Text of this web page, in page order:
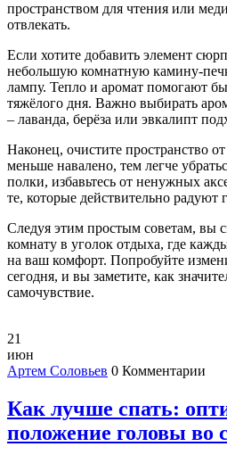
пространством для чтения или
отвлекать.
Если хотите добавить элемент
небольшую комнатную
лампу. Тепло и аромат помогают
тяжёлого дня. Важно выбирать
– лаванда, берёза или эвкалипт
Наконец, очистите пространство
меньше навалено, тем легче
полки, избавьтесь от ненужных
те, которые действительно радуют
Следуя этим простым советам, вы
комнату в уголок отдыха, где
на ваш комфорт. Попробуйте
сегодня, и вы заметите, как
самочувствие.
21
июн
Артем Соловьев 0 Комментарии
Как лучше спать:
положение головы во